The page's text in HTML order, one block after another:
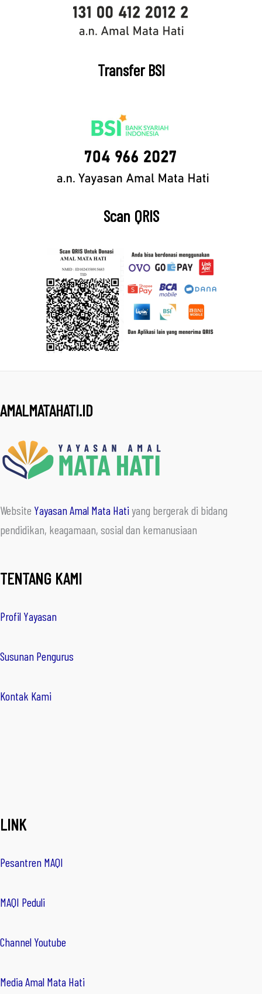
Transfer BSI
Scan QRIS
AMALMATAHATI.ID
Website Yayasan Amal Mata Hatiyang bergerak di bidang
pendidikan, keagamaan, sosial dan kemanusiaan
TENTANG KAMI
Profil Yayasan
Susunan Pengurus
Kontak Kami
LINK
Pesantren MAQI
MAQI Peduli
Channel Youtube
Media Amal Mata Hati